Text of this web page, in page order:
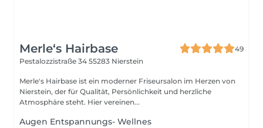
Merle‘s Hairbase
49
Pestalozzistraße 34 55283 Nierstein
Merle's Hairbase ist ein moderner Friseursalon im Herzen von
Nierstein, der für Qualität, Persönlichkeit und herzliche
Atmosphäre steht. Hier vereinen...
Augen Entspannungs- Wellnes